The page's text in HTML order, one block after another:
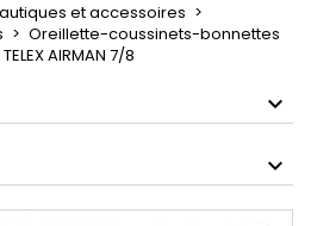
et accessoires
Oreillette-coussinets-bonnettes
AIRMAN 7/8